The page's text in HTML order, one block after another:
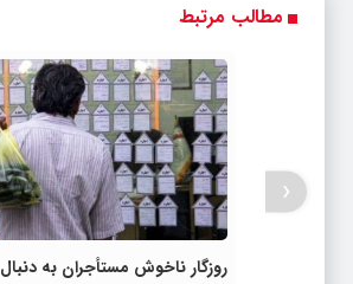
مطالب مرتبط
روزگار ناخوش مستأجران به دنبال
‹